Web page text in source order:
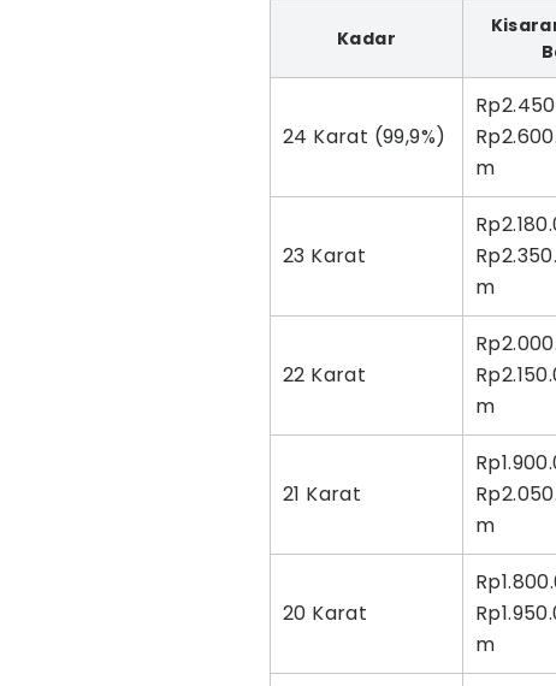
Kadar
24 Karat (99,9%)
m
23 Karat
m
22 Karat
m
21 Karat
m
20 Karat
m